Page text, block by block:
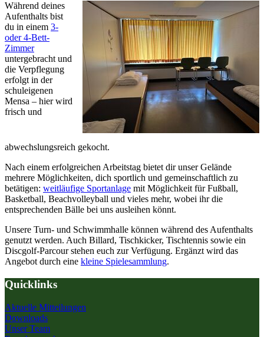
Während deines
Aufenthalts bist
du in einem 3-
oder 4-Bett-
Zimmer
untergebracht und
die Verpflegung
erfolgt in der
schuleigenen
Mensa – hier wird
frisch und
abwechslungsreich gekocht.
Nach einem erfolgreichen Arbeitstag bietet dir unser Gelände
mehrere Möglichkeiten, dich sportlich und gemeinschaftlich zu
betätigen: weitläufige Sportanlage mit Möglichkeit für Fußball,
Basketball, Beachvolleyball und vieles mehr, wobei ihr die
entsprechenden Bälle bei uns ausleihen könnt.
Unsere Turn- und Schwimmhalle können während des Aufenthalts
genutzt werden. Auch Billard, Tischkicker, Tischtennis sowie ein
Discgolf-Parcour stehen euch zur Verfügung. Ergänzt wird das
Angebot durch eine kleine Spielesammlung.
Quicklinks
Aktuelle Mitteilungen
Downloads
Unser Team